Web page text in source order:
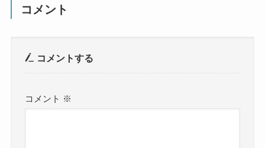
コメント
コメントする
コメント ※